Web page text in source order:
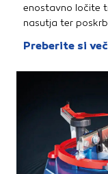
enostavno ločite
nasutja ter
Preberite si več